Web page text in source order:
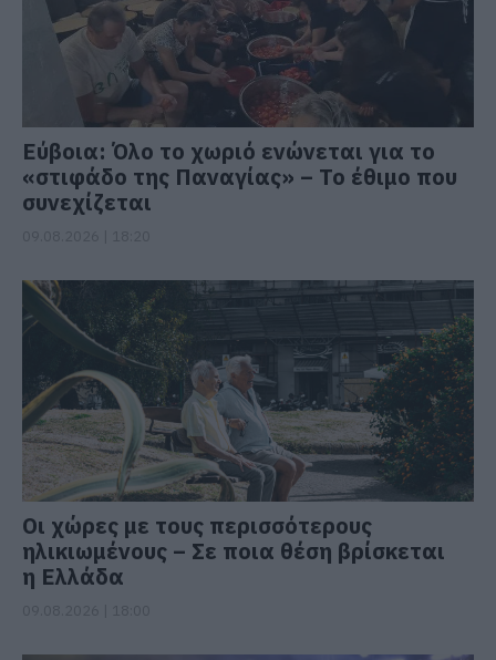
Εύβοια: Όλο το χωριό ενώνεται για το
«στιφάδο της Παναγίας» – Το έθιμο που
συνεχίζεται
Οι χώρες με τους περισσότερους
ηλικιωμένους – Σε ποια θέση βρίσκεται
η Ελλάδα